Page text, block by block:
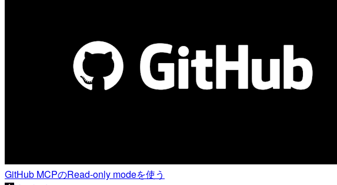
GitHub MCPのRead-only modeを使う